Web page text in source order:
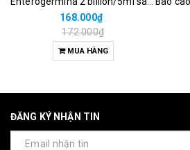
168.000₫
172.000₫
MUA HÀNG
ĐĂNG KÝ NHẬN TIN